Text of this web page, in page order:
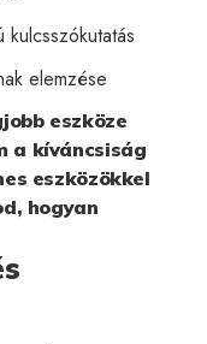
kulcsszókutatás
elemzése
eszköze
a kíváncsiság
eszközökkel
hogyan